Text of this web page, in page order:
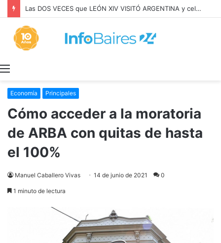
Las DOS VECES que LEÓN XIV VISITÓ ARGENTINA y celebró MISA con BERGOGLIO
Economía Principales
Cómo acceder a la moratoria
de ARBA con quitas de hasta
el 100%
Manuel Caballero Vivas 14 de junio de 2021 0
1 minuto de lectura